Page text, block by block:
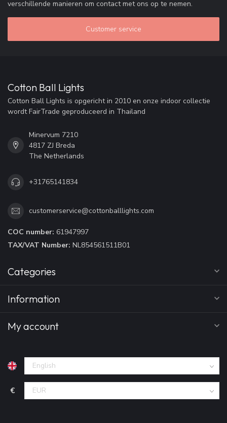
verschillende manieren om contact met ons op te nemen.
Customer service
Cotton Ball Lights
Cotton Ball Lights is opgericht in 2010 en onze indoor collectie
wordt FairTrade geproduceerd in Thailand
Minervum 7210
4817 ZJ Breda
The Netherlands
+31765141834
customerservice@cottonballlights.com
COC number: 61947997
TAX/VAT Number: NL854561511B01
Categories
Information
My account
€